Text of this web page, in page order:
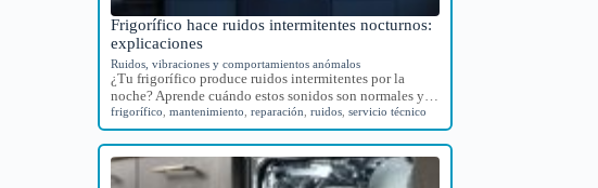
Frigorífico hace ruidos intermitentes nocturnos:
explicaciones
Ruidos, vibraciones y comportamientos anómalos
¿Tu frigorífico produce ruidos intermitentes por la
noche? Aprende cuándo estos sonidos son normales y…
frigorífico ,mantenimiento ,reparación ,ruidos ,servicio técnico